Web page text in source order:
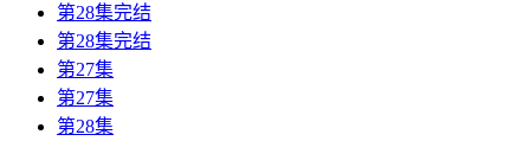
第28集完结
第28集完结
第27集
第27集
第28集